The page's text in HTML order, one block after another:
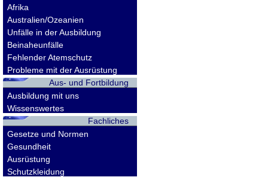
Afrika
Australien/Ozeanien
Unfälle in der Ausbildung
Beinaheunfälle
Fehlender Atemschutz
Probleme mit der Ausrüstung
Aus- und Fortbildung
Ausbildung mit uns
Wissenswertes
Fachliches
Gesetze und Normen
Gesundheit
Ausrüstung
Schutzkleidung